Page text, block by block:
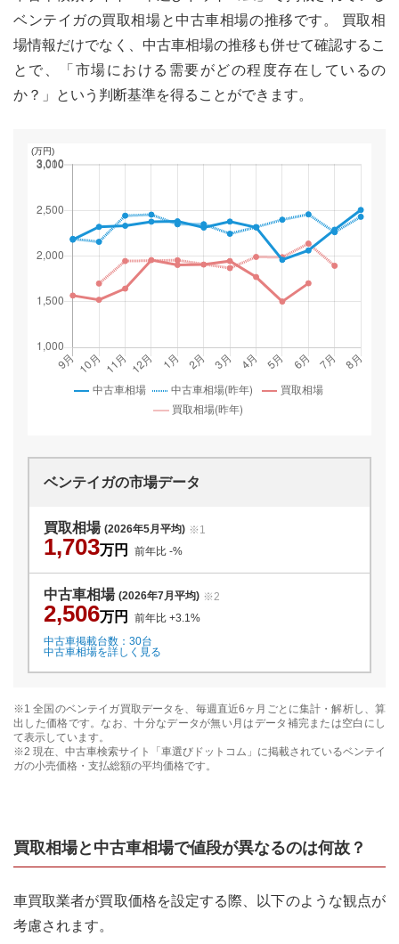
ベンテイガの買取相場と中古車相場の推移です。 買取相
場情報だけでなく、中古車相場の推移も併せて確認するこ
とで、「市場における需要がどの程度存在しているの
か？」という判断基準を得ることができます。
ベンテイガの市場データ
買取相場 (2026年5月平均) ※1
1,703万円 前年比 -%
中古車相場 (2026年7月平均) ※2
2,506万円 前年比 +3.1 %
中古車掲載台数： 30台
中古車相場を詳しく見る
※1 全国のベンテイガ買取データを、毎週直近6ヶ月ごとに集計・解析し、算
出した価格です。なお、十分なデータが無い月はデータ補完または空白にし
て表示しています。
※2 現在、中古車検索サイト「車選びドットコム」に掲載されているベンテイ
ガの小売価格・支払総額の平均価格です。
買取相場と中古車相場で値段が異なるのは何故？
車買取業者が買取価格を設定する際、以下のような観点が
考慮されます。